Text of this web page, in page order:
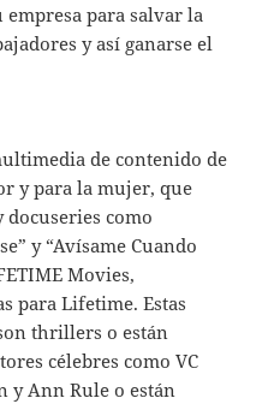
para salvar la
y así ganarse el
de contenido de
y para la mujer, que
docuseries como
y “Avísame Cuando
Movies,
para Lifetime. Estas
thrillers o están
célebres como VC
y Ann Rule o están